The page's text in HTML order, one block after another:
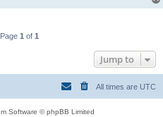
1 of 1
Jump to
All times are UTC
Software © phpBB Limited